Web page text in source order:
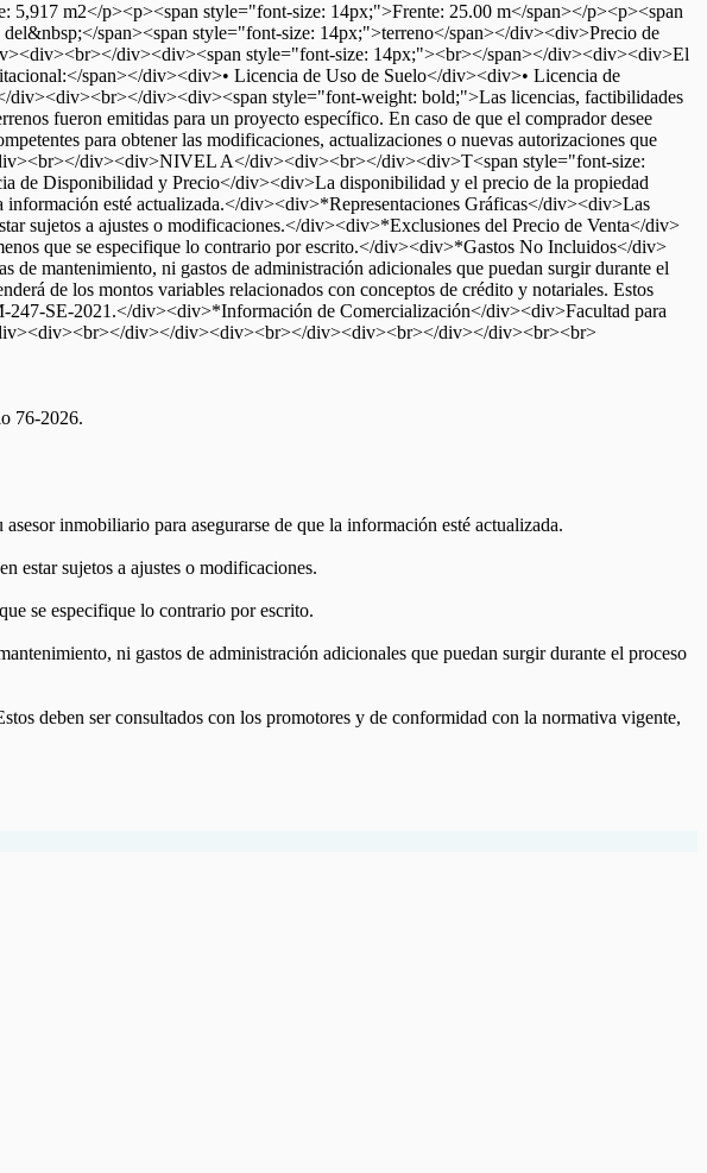
m2</p><p><span style="font-size: 14px;">Frente: 25.00 m</span></p><p><span
span><span style="font-size: 14px;">terreno</span></div><div>Precio de
div><div><span style="font-size: 14px;"><br></span></div><div><div>El
span></div><div>• Licencia de Uso de Suelo</div><div>• Licencia de
div><div><span style="font-weight: bold;">Las licencias, factibilidades
fueron emitidas para un proyecto específico. En caso de que el comprador desee
para obtener las modificaciones, actualizaciones o nuevas autorizaciones que
div><div>NIVEL A</div><div><br></div><div>T<span style="font-size:
Disponibilidad y Precio</div><div>La disponibilidad y el precio de la propiedad
esté actualizada.</div><div>*Representaciones Gráficas</div><div>Las
sujetos a ajustes o modificaciones.</div><div>*Exclusiones del Precio de Venta</div>
que se especifique lo contrario por escrito.</div><div>*Gastos No Incluidos</div>
mantenimiento, ni gastos de administración adicionales que puedan surgir durante el
de los montos variables relacionados con conceptos de crédito y notariales. Estos
247-SE-2021.</div><div>*Información de Comercialización</div><div>Facultad para
div></div><div><br></div><div><br></div></div><br><br>
76-2026.
inmobiliario para asegurarse de que la información esté actualizada.
estar sujetos a ajustes o modificaciones.
se especifique lo contrario por escrito.
ni gastos de administración adicionales que puedan surgir durante el proceso
deben ser consultados con los promotores y de conformidad con la normativa vigente,